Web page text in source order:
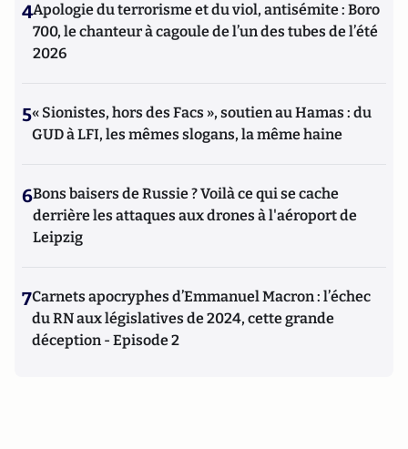
4Apologie du terrorisme et du viol, antisémite : Boro
700, le chanteur à cagoule de l’un des tubes de l’été
2026
5« Sionistes, hors des Facs », soutien au Hamas : du
GUD à LFI, les mêmes slogans, la même haine
6Bons baisers de Russie ? Voilà ce qui se cache
derrière les attaques aux drones à l'aéroport de
Leipzig
7Carnets apocryphes d’Emmanuel Macron : l’échec
du RN aux législatives de 2024, cette grande
déception - Episode 2